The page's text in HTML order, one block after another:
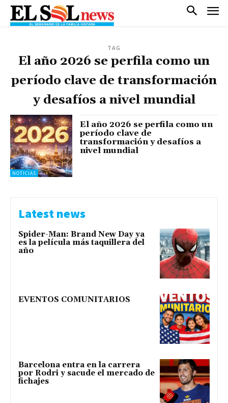
TAG
El año 2026 se perfila como un
período clave de transformación
y desafíos a nivel mundial
NOTICIAS
El año 2026 se perfila como un
período clave de
transformación y desafíos a
nivel mundial
Latest news
Spider-Man: Brand New Day ya
es la película más taquillera del
año
EVENTOS COMUNITARIOS
Barcelona entra en la carrera
por Rodri y sacude el mercado de
fichajes